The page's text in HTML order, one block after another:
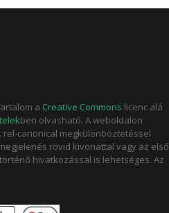
a Creative Commons licenc alá
ben olvasható. A weboldalon
canonical megkülönböztetéssel
rövid kivonattal vagy az első
hivatkozással is lehetséges. Az